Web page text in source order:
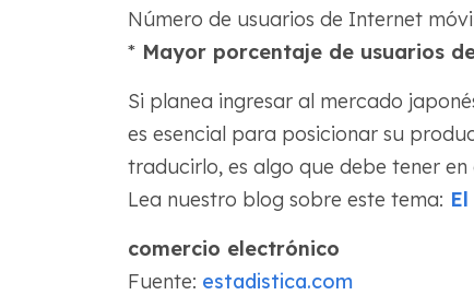
Número de usuarios de Internet
*Mayor porcentaje de usuarios
Si planea ingresar al mercado
es esencial para posicionar su
traducirlo, es algo que debe tener
Lea nuestro blog sobre este tema:
comercio electrónico
Fuente: estadistica.com